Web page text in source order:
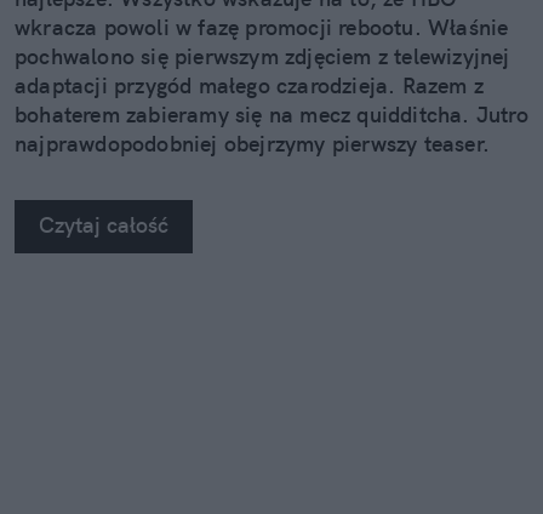
wkracza powoli w fazę promocji rebootu. Właśnie
pochwalono się pierwszym zdjęciem z telewizyjnej
adaptacji przygód małego czarodzieja. Razem z
bohaterem zabieramy się na mecz quidditcha. Jutro
najprawdopodobniej obejrzymy pierwszy teaser.
Czytaj całość